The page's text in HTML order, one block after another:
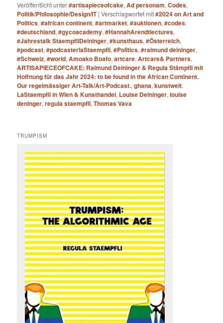
Veröffentlicht unter#artisapieceofcake,Ad personam,Codes,
Politik/Philosophie/Design/IT |Verschlagwortet mit#2024 on Art and
Politics,#african continent,#artmarket,#auktionen,#codes,
#deutschland,#gycoacademy,#HannahArendtlectures,
#Jahrestalk StaempfliDeininger,#kunsthaus,#Österreich,
#podcast,#podcasterlaStaempfli,#Politics,#raimund deininger,
#Schweiz,#world,Amoako Boafo,artcare,Artcare& Partners,
ARTISAPIECEOFCAKE: Raimund Deininger & Regula Stämpfli mit
Hoffnung für das Jahr 2024: to be found in the African Continent.
Our regelmässiger Art-Talk/Art-Podcast.,ghana,kunstwelt,
LaStaempfli in Wien & Kunsthandel, Louise Deininger,louise
deninger,regula staempfli,Thomas Vava
TRUMPISM